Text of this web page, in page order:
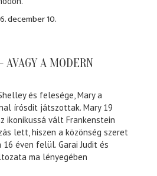
december 10.
AVAGY A MODERN
és felesége, Mary a
írósdit játszottak. Mary 19
ikonikussá vált Frankenstein
lett, hiszen a közönség szeret
éven felül. Garai Judit és
ma lényegében